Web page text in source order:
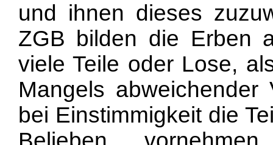
und ihnen dieses
ZGB bilden die Erben
viele Teile oder Lose,
Mangels
bei Einstimmigkeit die